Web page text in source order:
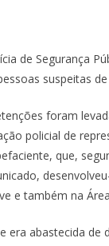
de Segurança
suspeitas
foram
policial de
que,
e também na
era abastecida de